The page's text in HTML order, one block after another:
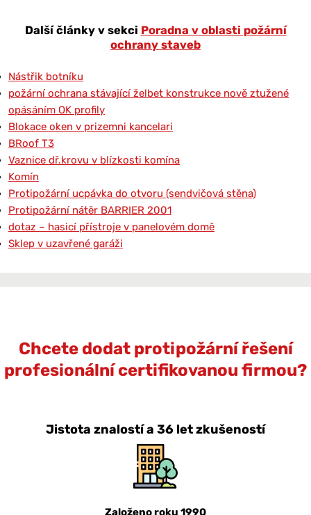
Další články v sekci Poradna v oblasti požární
ochrany staveb
Nástřik botníku
požární ochrana stávající želbet konstrukce nově ztužené
opásáním OK profily
Blokace oken v prizemni kancelari
BRoof T3
Vaznice dř.krovu v blízkosti komína
Komín
Protipožární ucpávka do otvoru (sendvičová stěna)
Protipožární nátěr BARRIER 2001
dotaz – hasicí přístroje v panelovém domě
Sklep v uzavřené garáži
Chcete dodat protipožární řešení
profesionální certifikovanou firmou?
Jistota znalostí a 36 let zkušeností
Založeno roku 1990